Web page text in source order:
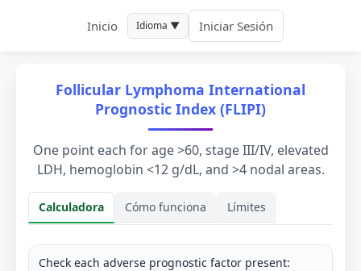
Inicio Idioma ▼ Iniciar Sesión
Follicular Lymphoma International
Prognostic Index (FLIPI)
One point each for age >60, stage III/IV, elevated
LDH, hemoglobin <12 g/dL, and >4 nodal areas.
Calculadora Cómo funciona Límites
Calculadora
Check each adverse prognostic factor present: